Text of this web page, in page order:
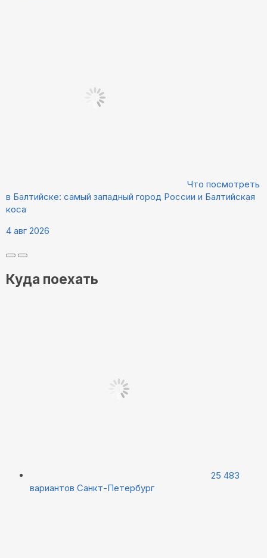
Что посмотреть
в Балтийске: самый западный город России и Балтийская
коса
4 авг 2026
Куда поехать
25 483
вариантов Санкт-Петербург